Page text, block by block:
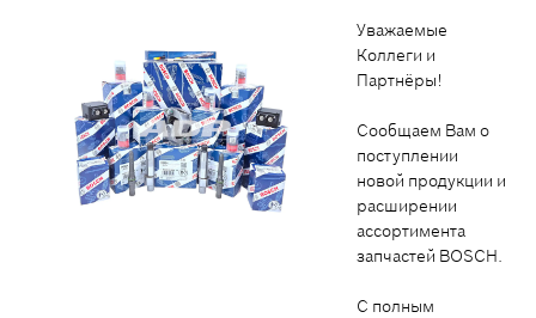
Уважаемые
Коллеги и
Партнёры!
Сообщаем Вам о
поступлении
новой продукции и
расширении
ассортимента
запчастей BOSCH.
С полным